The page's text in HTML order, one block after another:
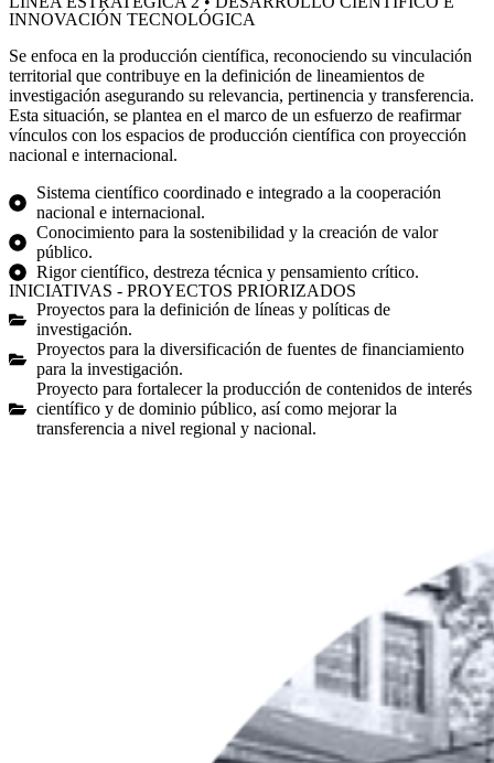
INNOVACIÓN TECNOLÓGICA
Se enfoca en la producción científica, reconociendo su vinculación
territorial que contribuye en la definición de lineamientos de
investigación asegurando su relevancia, pertinencia y transferencia.
Esta situación, se plantea en el marco de un esfuerzo de reafirmar
vínculos con los espacios de producción científica con proyección
nacional e internacional.
Sistema científico coordinado e integrado a la cooperación
nacional e internacional.
Conocimiento para la sostenibilidad y la creación de valor
público.
Rigor científico, destreza técnica y pensamiento crítico.
INICIATIVAS - PROYECTOS PRIORIZADOS
Proyectos para la definición de líneas y políticas de
investigación.
Proyectos para la diversificación de fuentes de financiamiento
para la investigación.
Proyecto para fortalecer la producción de contenidos de interés
científico y de dominio público, así como mejorar la
transferencia a nivel regional y nacional.